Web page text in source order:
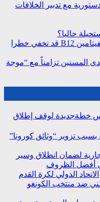
مع تدبير الخلافات
حاليا؟
دراسة: المستويات “الطبيعية” لفيتامين B12 قد تخفي خطرا
المسنين تزامناً مع “موجة
خطةجديدة لوقف إطلاق
بسبب تزوير “وثائق كورونا”
لضمان انطلاق وسير
الاتحاد الدولي لكرة القدم
ضد منتخب الكونغو